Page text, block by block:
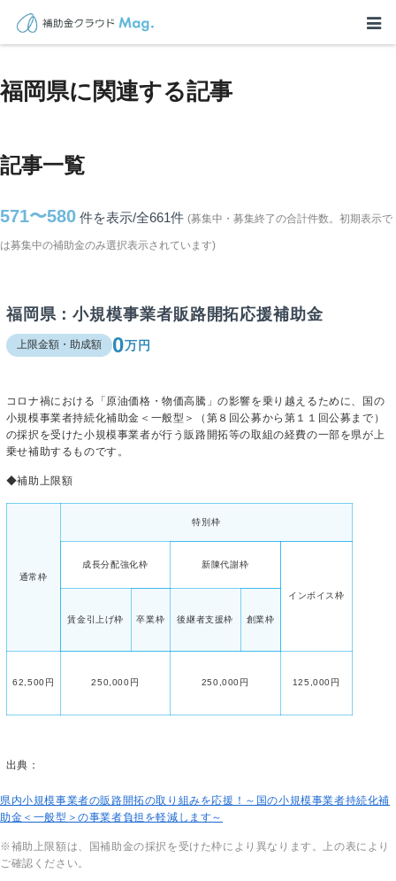
TOP > 補助金・助成金詳細>福岡県に関連する記事
福岡県に関連する記事
記事一覧
571〜580 件を表示/全661件 (募集中・募集終了の合計件数。初期表示で
は募集中の補助金のみ選択表示されています)
福岡県：小規模事業者販路開拓応援補助金
上限金額・助成額 0万円
コロナ禍における「原油価格・物価高騰」の影響を乗り越えるために、国の
小規模事業者持続化補助金＜一般型＞（第８回公募から第１１回公募まで）
の採択を受けた小規模事業者が行う販路開拓等の取組の経費の一部を県が上
乗せ補助するものです。
◆補助上限額
通常枠
特別枠
成長分配強化枠 新陳代謝枠
インボイス枠
賃金引上げ枠 卒業枠 後継者支援枠 創業枠
62,500円 250,000円 250,000円 125,000円
出典：
県内小規模事業者の販路開拓の取り組みを応援！～国の小規模事業者持続化補
助金＜一般型＞の事業者負担を軽減します～
※補助上限額は、国補助金の採択を受けた枠により異なります。上の表により
ご確認ください。